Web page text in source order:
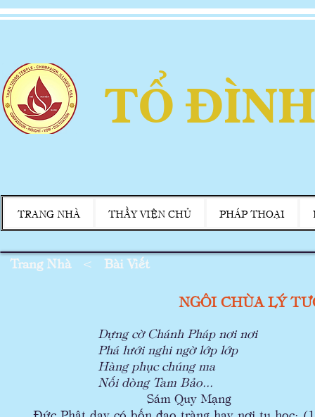
TỔ
TRANG NHÀ THẦY VIỆN CHỦ PHÁP THOẠI
Trang Nhà< Bài Viết
NGÔI CHÙA LÝ
Dựng cờ Chánh Pháp nơi nơi
Phá lưới nghi ngờ lớp lớp
Hàng phục chúng ma
Nối dòng Tam Bảo...
Sám Quy Mạng